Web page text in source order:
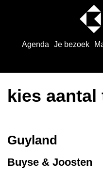
Agenda Je bezoek
kies aantal
Guyland
Buyse & Joosten